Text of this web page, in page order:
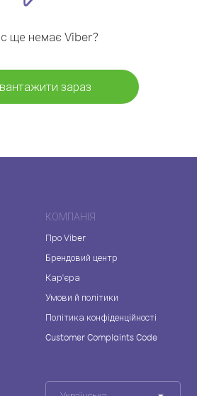
ще немає Viber?
зараз
КОМПАНІЯ
Про Viber
Брендовий центр
Кар'єра
Умови й політики
Політика конфіденційності
Customer Complaints Code